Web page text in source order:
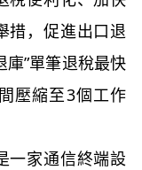
措，促進出口退
庫”單筆退稅最快
壓縮至3個工作
家通信終端設